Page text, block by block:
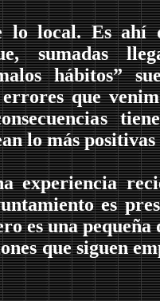
lo local. Es ahí
sumadas
hábitos”
que
lo más positivas
experiencia
es
es una pequeña
que siguen